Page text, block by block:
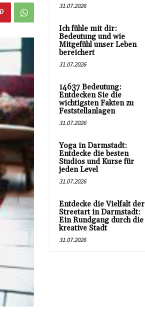
31.07.2026
Ich fühle mit dir:
Bedeutung und wie
Mitgefühl unser Leben
bereichert
31.07.2026
14637 Bedeutung:
Entdecken Sie die
wichtigsten Fakten zu
Feststellanlagen
31.07.2026
Yoga in Darmstadt:
Entdecke die besten
Studios und Kurse für
jeden Level
31.07.2026
Entdecke die Vielfalt der
Streetart in Darmstadt:
Ein Rundgang durch die
kreative Stadt
31.07.2026